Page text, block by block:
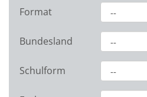
Format
Bundesland
Schulform